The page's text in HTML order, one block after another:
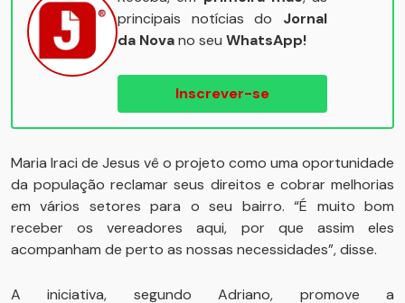
principais notícias do Jornal
da Novano seu WhatsApp!
Inscrever-se
Maria Iraci de Jesus vê o projeto como uma oportunidade
da população reclamar seus direitos e cobrar melhorias
em vários setores para o seu bairro. “É muito bom
receber os vereadores aqui, por que assim eles
acompanham de perto as nossas necessidades”, disse.
A iniciativa, segundo Adriano, promove a